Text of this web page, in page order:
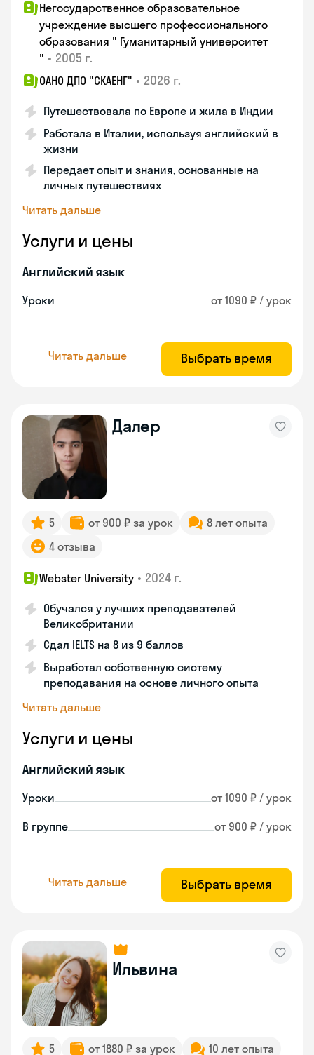
Негосударственное образовательное
учреждение высшего профессионального
образования " Гуманитарный университет
" • 2005 г.
ОАНО ДПО "СКАЕНГ" • 2026 г.
Путешествовала по Европе и жила в Индии
Работала в Италии, используя английский в
жизни
Передает опыт и знания, основанные на
личных путешествиях
Читать дальше
Услуги и цены
Английский язык
Уроки от 1090 ₽ / урок
Читать дальше Выбрать время
Далер
5 от 900 ₽ за урок
8 лет опыта
4 отзыва
Webster University • 2024 г.
Обучался у лучших преподавателей
Великобритании
Сдал IELTS на 8 из 9 баллов
Выработал собственную систему
преподавания на основе личного опыта
Читать дальше
Услуги и цены
Английский язык
Уроки от 1090 ₽ / урок
В группе от 900 ₽ / урок
Читать дальше Выбрать время
Ильвина
5 от 1880 ₽ за урок 10 лет опыта